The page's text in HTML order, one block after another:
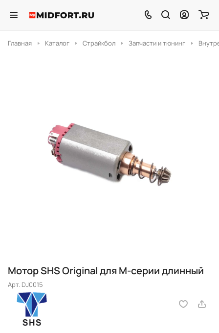
Главная Каталог Страйкбол Запчасти и тюнинг
Мотор SHS Original для М-серии длинный
Арт. DJ0015